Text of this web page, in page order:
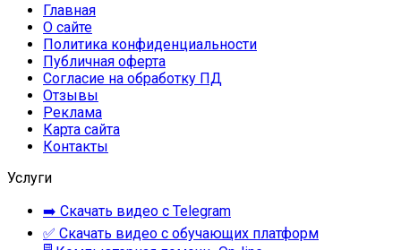
Главная
О сайте
Политика конфиденциальности
Публичная оферта
Согласие на обработку ПД
Отзывы
Реклама
Карта сайта
Контакты
Услуги
➡️ Скачать видео с Telegram
✅ Скачать видео с обучающих платформ